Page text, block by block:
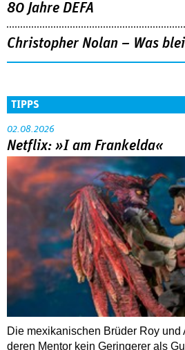
80 Jahre DEFA
Christopher Nolan – Was
TIPPS
02.08.2026
Netflix: »I am Frankelda«
Die mexikanischen Brüder Roy und
deren Mentor kein Geringerer als